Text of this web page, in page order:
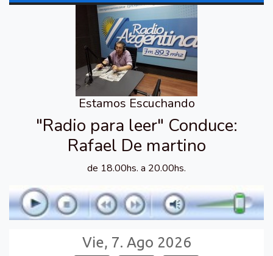
Estamos Escuchando
"Radio para leer" Conduce:
Rafael De martino
de 18.00hs. a 20.00hs.